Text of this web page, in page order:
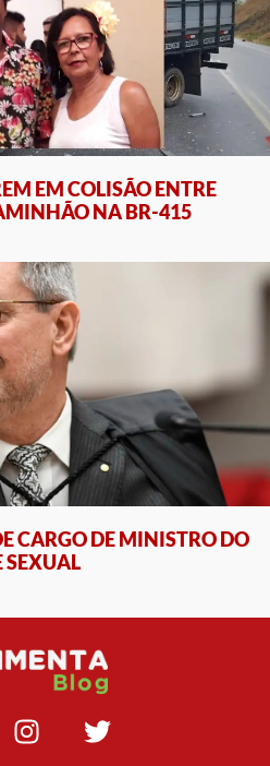
EM COLISÃO ENTRE
NA BR-415
CARGO DE MINISTRO DO
SEXUAL